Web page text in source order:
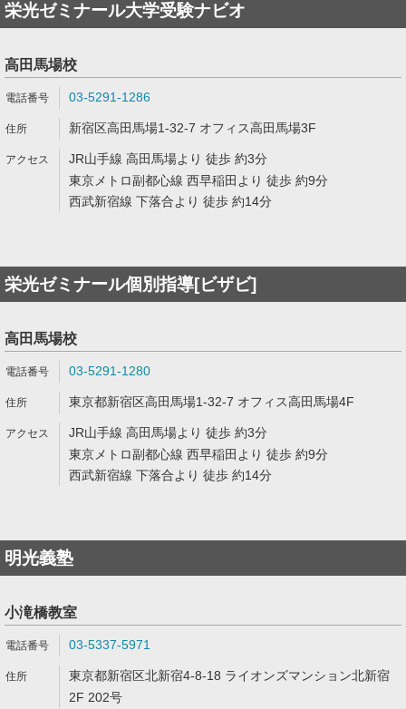
栄光ゼミナール大学受験ナビオ
高田馬場校
03-5291-1286
新宿区高田馬場1-32-7 オフィス高田馬場3F
JR山手線 高田馬場より 徒歩 約3分
東京メトロ副都心線 西早稲田より 徒歩 約9分
西武新宿線 下落合より 徒歩 約14分
栄光ゼミナール個別指導[ビザビ]
高田馬場校
03-5291-1280
東京都新宿区高田馬場1-32-7 オフィス高田馬場4F
JR山手線 高田馬場より 徒歩 約3分
東京メトロ副都心線 西早稲田より 徒歩 約9分
西武新宿線 下落合より 徒歩 約14分
明光義塾
小滝橋教室
03-5337-5971
東京都新宿区北新宿4-8-18 ライオンズマンション北新宿
2F 202号